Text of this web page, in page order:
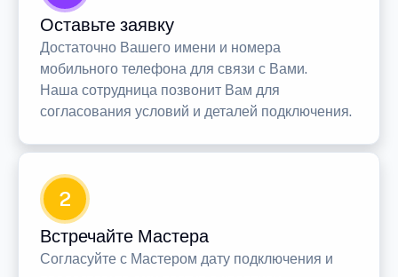
Оставьте заявку
Достаточно Вашего имени и номера
мобильного телефона для связи с Вами.
Наша сотрудница позвонит Вам для
согласования условий и деталей подключения.
2
Встречайте Мастера
Согласуйте с Мастером дату подключения и